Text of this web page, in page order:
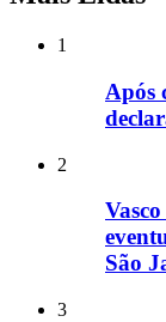
1
Após
2
São
3